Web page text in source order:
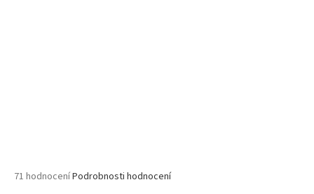
Průměrné
71 hodnoceníPodrobnosti hodnocení
TRIČKO,